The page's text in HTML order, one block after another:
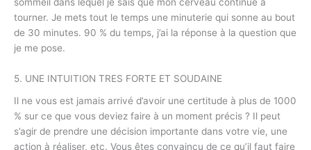
tourner. Je mets tout le temps une minuterie qui sonne au bout
de 30 minutes. 90 % du temps, j’ai la réponse à la question que
je me pose.
5. UNE INTUITION TRES FORTE ET SOUDAINE
Il ne vous est jamais arrivé d’avoir une certitude à plus de 1000
% sur ce que vous deviez faire à un moment précis ? Il peut
s’agir de prendre une décision importante dans votre vie, une
action à réaliser, etc. Vous êtes convaincu de ce qu’il faut faire